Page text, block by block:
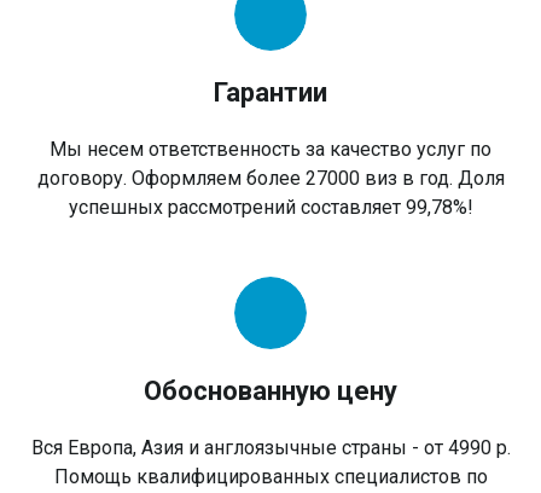
Гарантии
Мы несем ответственность за качество услуг по
договору. Оформляем более 27000 виз в год. Доля
успешных рассмотрений составляет 99,78%!
Обоснованную цену
Вся Европа, Азия и англоязычные страны - от 4990 р.
Помощь квалифицированных специалистов по